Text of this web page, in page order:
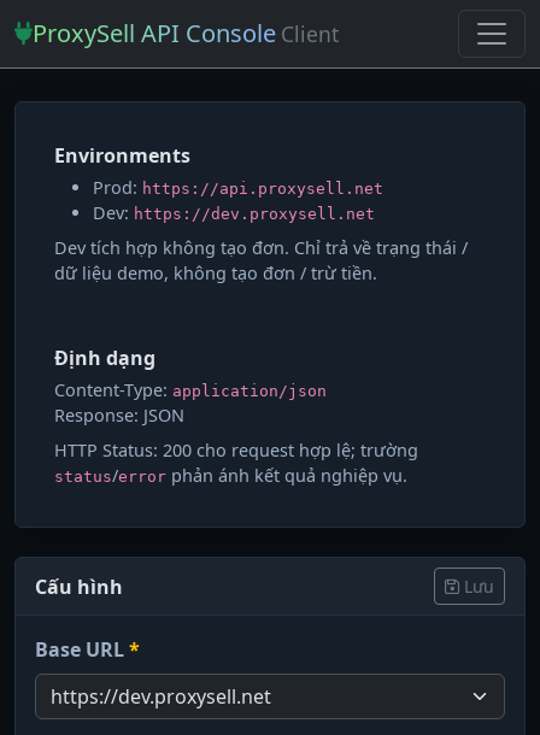
ProxySell API Console Client
Environments
Prod: https://api.proxysell.net
Dev: https://dev.proxysell.net
Dev tích hợp không tạo đơn. Chỉ trả về trạng thái /
dữ liệu demo, không tạo đơn / trừ tiền.
Định dạng
Content-Type: application/json
Response: JSON
HTTP Status: 200 cho request hợp lệ; trường
status/error phản ánh kết quả nghiệp vụ.
Cấu hình Lưu
Base URL*